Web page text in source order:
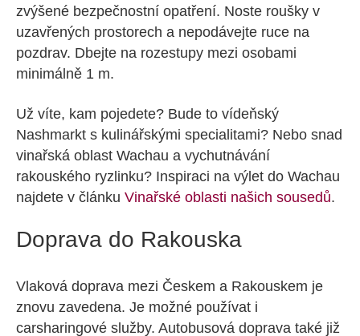
zvýšené bezpečnostní opatření. Noste roušky v
uzavřených prostorech a nepodávejte ruce na
pozdrav. Dbejte na rozestupy mezi osobami
minimálně 1 m.
Už víte, kam pojedete? Bude to vídeňský
Nashmarkt s kulinářskými specialitami? Nebo snad
vinařská oblast Wachau a vychutnávání
rakouského ryzlinku? Inspiraci na výlet do Wachau
najdete v článku Vinařské oblasti našich sousedů.
Doprava do Rakouska
Vlaková doprava mezi Českem a Rakouskem je
znovu zavedena. Je možné používat i
carsharingové služby. Autobusová doprava také již